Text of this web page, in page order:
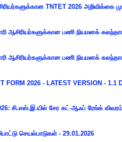
TNTET 2026 அறிவிக்கை
ஆசிரியர்களுக்கான பணி நியமனக்
ஆசிரியர்களுக்கான பணி நியமனக்
FORM 2026 - LATEST VERSION - 1.1
சி.எஸ்.இ.யில் சேர கட்-ஆஃப் ரேங்க் விவரம்
செயல்பாடுகள் - 29.01.2026